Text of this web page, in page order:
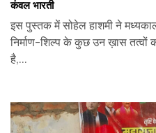
कंवल भारती
इस पुस्तक में सोहेल हाशमी ने
निर्माण-शिल्प के कुछ उन ख़ास तत्वों
है,...